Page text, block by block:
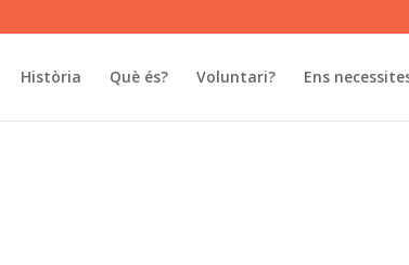
Història Què és? Voluntari? Ens